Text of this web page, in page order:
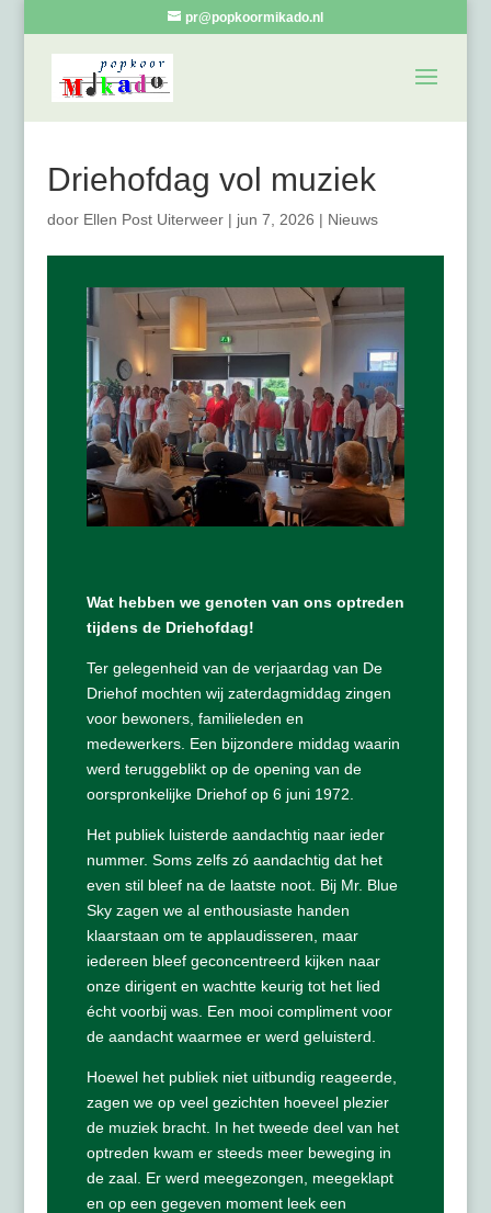
pr@popkoormikado.nl
Driehofdag vol muziek
door Ellen Post Uiterweer| jun 7, 2026 | Nieuws
Wat hebben we genoten van ons optreden
tijdens de Driehofdag!
Ter gelegenheid van de verjaardag van De
Driehof mochten wij zaterdagmiddag zingen
voor bewoners, familieleden en
medewerkers. Een bijzondere middag waarin
werd teruggeblikt op de opening van de
oorspronkelijke Driehof op 6 juni 1972.
Het publiek luisterde aandachtig naar ieder
nummer. Soms zelfs zó aandachtig dat het
even stil bleef na de laatste noot. Bij Mr. Blue
Sky zagen we al enthousiaste handen
klaarstaan om te applaudisseren, maar
iedereen bleef geconcentreerd kijken naar
onze dirigent en wachtte keurig tot het lied
écht voorbij was. Een mooi compliment voor
de aandacht waarmee er werd geluisterd.
Hoewel het publiek niet uitbundig reageerde,
zagen we op veel gezichten hoeveel plezier
de muziek bracht. In het tweede deel van het
optreden kwam er steeds meer beweging in
de zaal. Er werd meegezongen, meegeklapt
en op een gegeven moment leek een